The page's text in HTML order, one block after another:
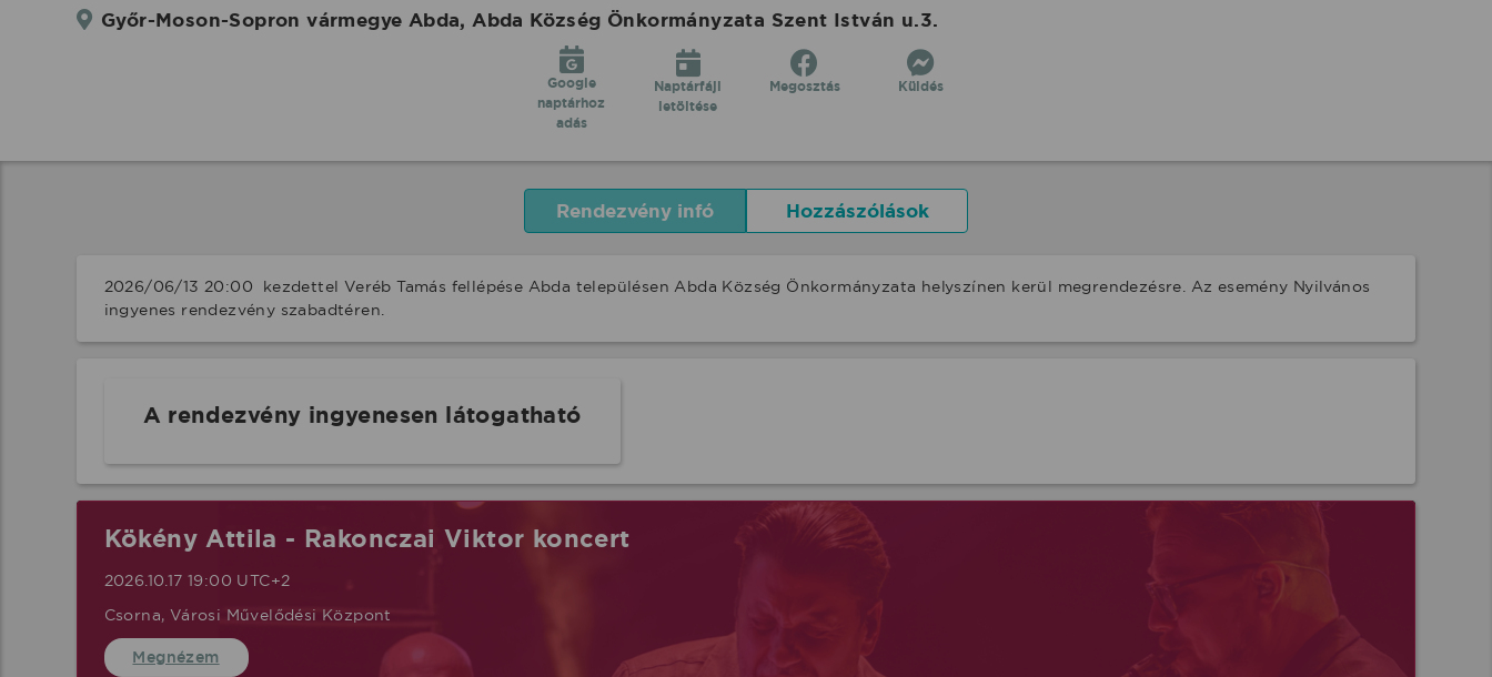
Győr-Moson-Sopron vármegye Abda, Abda Község Önkormányzata Szent István u.3.
Google
naptárhoz
adás
Naptárfájl
letöltése
Megosztás Küldés
Rendezvény infó Hozzászólások
2026/06/13 20:00  kezdettel Veréb Tamás fellépése Abda településen Abda Község Önkormányzata helyszínen kerül megrendezésre. Az esemény Nyilvános
ingyenes rendezvény szabadtéren.
A rendezvény ingyenesen látogatható
Kökény Attila - Rakonczai Viktor koncert
2026.10.17 19:00 UTC+2
Csorna, Városi Művelődési Központ
Megnézem